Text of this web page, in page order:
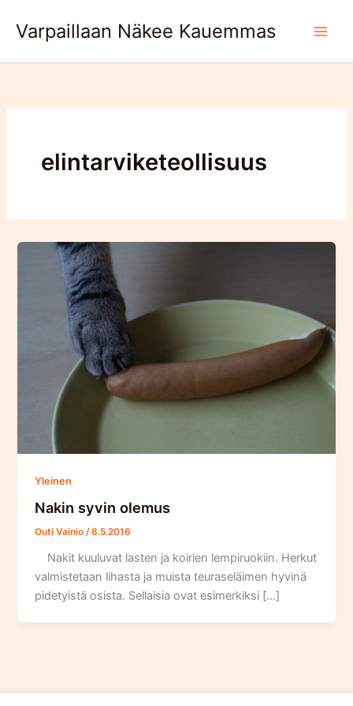
Varpaillaan Näkee Kauemmas
elintarviketeollisuus
Yleinen
Nakin syvin olemus
Outi Vainio/8.5.2016
Nakit kuuluvat lasten ja koirien lempiruokiin. Herkut
valmistetaan lihasta ja muista teuraseläimen hyvinä
pidetyistä osista. Sellaisia ovat esimerkiksi […]